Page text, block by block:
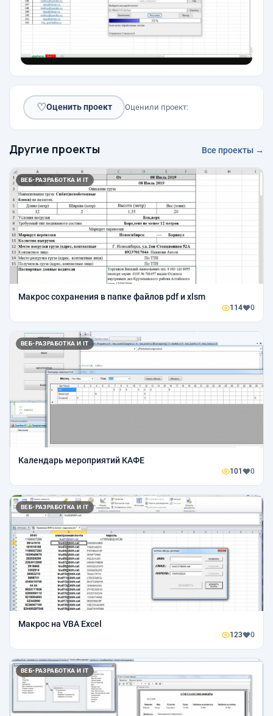
♡Оценить проект Оценили проект:
Другие проекты Все проекты →
ВЕБ-РАЗРАБОТКА И IT
Макрос сохранения в папке файлов pdf и xlsm
114 0
ВЕБ-РАЗРАБОТКА И IT
Календарь мероприятий КАФЕ
101 0
ВЕБ-РАЗРАБОТКА И IT
Макрос на VBA Excel
123 0
ВЕБ-РАЗРАБОТКА И IT